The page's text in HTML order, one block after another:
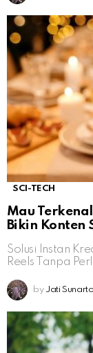
SCI-TECH
Mau
Bikin Konten
Solusi Instan
Reels Tanpa
by Jati Sunarto